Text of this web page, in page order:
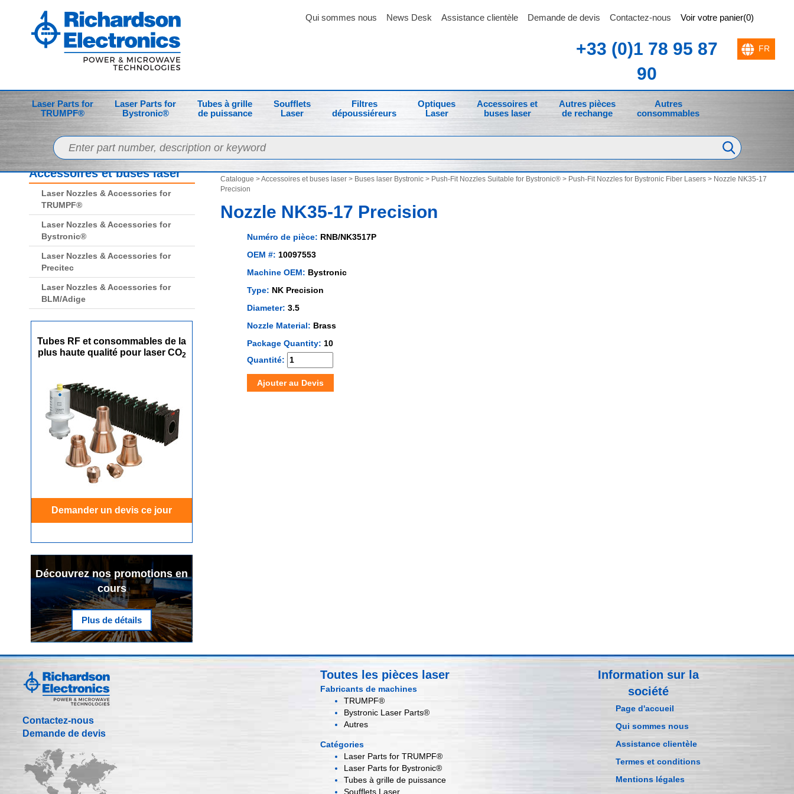
Voir votre panier(0)
Qui sommes nous News Desk Assistance clientèle Demande de devis Contactez-nous
+33 (0)1 78 95 87
90
Laser Parts for
TRUMPF®
Laser Parts for
Bystronic®
Tubes à grille
de puissance
Soufflets
Laser
Filtres
dépoussiéreurs
Optiques
Laser
Accessoires et
buses laser
Autres pièces
de rechange
Autres
consommables
Catalogue >Accessoires et buses laser> Buses laser Bystronic> Push-Fit Nozzles Suitable for Bystronic®> Push-Fit Nozzles for Bystronic Fiber Lasers> Nozzle NK35-17
Precision
Nozzle NK35-17 Precision
Numéro de pièce: RNB/NK3517P
OEM #: 10097553
Machine OEM: Bystronic
Type: NK Precision
Diameter: 3.5
Nozzle Material: Brass
Package Quantity: 10
Quantité:
Ajouter au Devis
Accessoires et buses laser
Laser Nozzles & Accessories for
TRUMPF®
Laser Nozzles & Accessories for
Bystronic®
Laser Nozzles & Accessories for
Precitec
Laser Nozzles & Accessories for
BLM/Adige
Tubes RF et consommables de la
plus haute qualité pour laser CO2
Demander un devis ce jour
Découvrez nos promotions en
cours
Plus de détails
Contactez-nous
Demande de devis
Toutes les pièces laser
Fabricants de machines
TRUMPF®
Bystronic Laser Parts®
Autres
Catégories
Laser Parts for TRUMPF®
Laser Parts for Bystronic®
Tubes à grille de puissance
Soufflets Laser
Information sur la
société
Page d'accueil
Qui sommes nous
Assistance clientèle
Termes et conditions
Mentions légales